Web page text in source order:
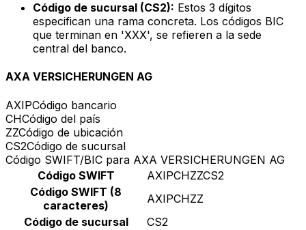
Código de sucursal (CS2): Estos 3 dígitos
especifican una rama concreta. Los códigos BIC
que terminan en 'XXX', se refieren a la sede
central del banco.
AXA VERSICHERUNGEN AG
AXIPCódigo bancario
CHCódigo del país
ZZCódigo de ubicación
CS2Código de sucursal
Código SWIFT/BIC para AXA VERSICHERUNGEN AG
Código SWIFT
AXIPCHZZCS2
Código SWIFT (8
caracteres)
AXIPCHZZ
Código de sucursal
CS2